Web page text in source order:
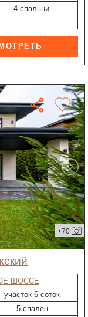
4 спальни
+70
ШОССЕ
участок 6 соток
5 спален